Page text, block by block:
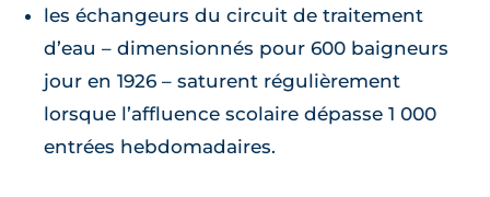
les échangeurs du circuit de traitement
d’eau – dimensionnés pour 600 baigneurs
jour en 1926 – saturent régulièrement
lorsque l’affluence scolaire dépasse 1 000
entrées hebdomadaires.